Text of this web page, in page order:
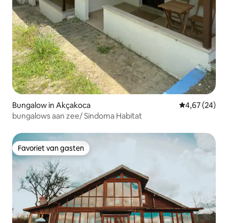
Bungalow in Akçakoca Gemiddelde
4,67 (24)
bungalows aan zee/ Sindoma Habitat
Favoriet van gasten
Favoriet van gasten